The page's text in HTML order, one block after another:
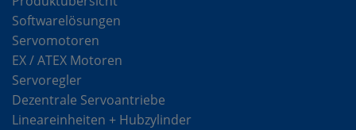
Softwarelösungen
Servomotoren
EX / ATEX Motoren
Servoregler
Dezentrale Servoantriebe
Lineareinheiten + Hubzylinder